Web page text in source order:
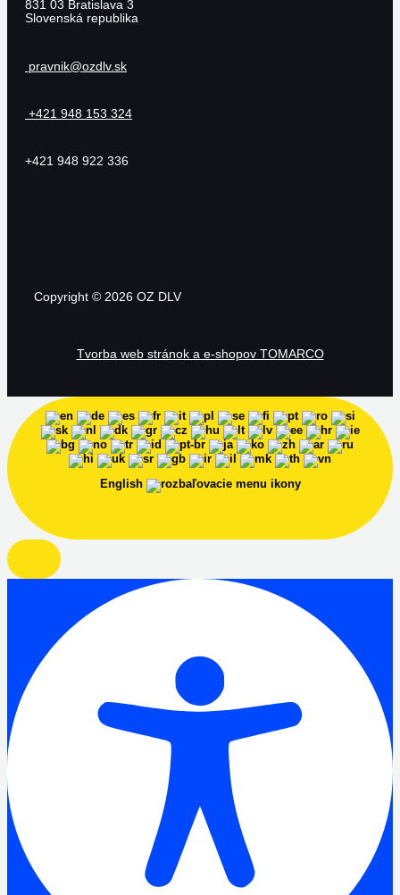
831 03 Bratislava 3
Slovenská republika
pravnik@ozdlv.sk
+421 948 153 324
+421 948 922 336
Copyright © 2026 OZ DLV
Tvorba web stránok a e-shopov TOMARCO
English